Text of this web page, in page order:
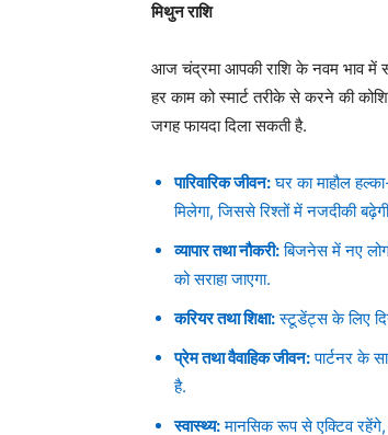
मिथुन राशि
आज चंद्रमा आपकी राशि के नवम भाव में
हर काम को स्मार्ट तरीके से करने की
जगह फायदा दिला सकती है.
पारिवारिक जीवन:घर का माहौल
मिलेगा, जिससे रिश्तों में नजदीकी
व्यापार तथा नौकरी:बिजनेस में नए
को सराहा जाएगा.
करियर तथा शिक्षा:स्टूडेंट्स के लिए
प्रेम तथा वैवाहिक जीवन:पार्टनर के
है.
स्वास्थ्य:मानसिक रूप से एक्टिव